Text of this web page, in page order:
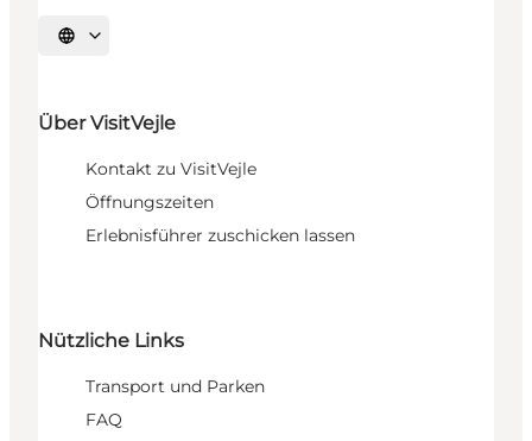
Sprache auswählen
Über VisitVejle
Kontakt zu VisitVejle
Öffnungszeiten
Erlebnisführer zuschicken lassen
Nützliche Links
Transport und Parken
FAQ